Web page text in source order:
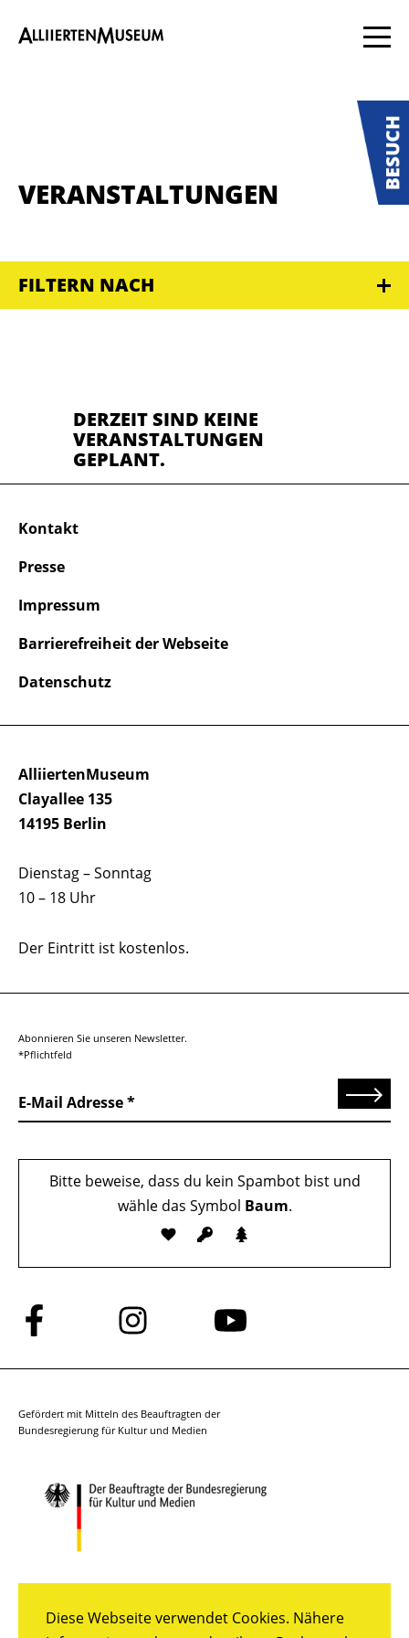
Diese Webseite verwendet Cookies. Nähere
VERANSTALTUNGEN
FILTERN NACH
DERZEIT SIND KEINE
VERANSTALTUNGEN
GEPLANT.
AlliiertenMuseum
Clayallee 135
14195 Berlin
Dienstag – Sonntag
10 – 18 Uhr
Der Eintritt ist kostenlos.
Kontakt
Presse
Impressum
Barrierefreiheit der Webseite
Datenschutz
Abonnieren Sie unseren Newsletter.
*Pflichtfeld
E-Mail Adresse Senden
Bitte beweise, dass du kein Spambot bist und
wähle das Symbol Baum.
Folge
uns
auf
Folge
uns
auf
Folge
auf
Gefördert mit Mitteln des Beauftragten der
Bundesregierung für Kultur und Medien